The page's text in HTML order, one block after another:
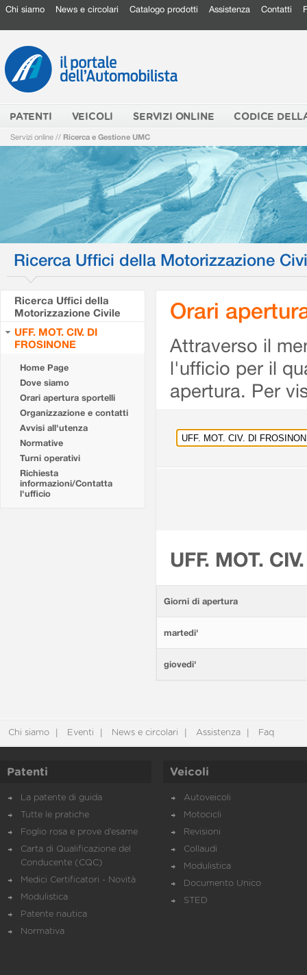
Chi siamo News e circolari Catalogo prodotti Assistenza Contatti
PATENTI VEICOLI SERVIZI ONLINE CODICE
Servizi online // Ricerca e Gestione UMC
Ricerca Uffici della Motorizzazione
Ricerca Uffici della
Motorizzazione Civile
UFF. MOT. CIV. DI
FROSINONE
Home Page
Dove siamo
Orari apertura sportelli
Organizzazione e contatti
Avvisi all'utenza
Normative
Turni operativi
Richiesta
informazioni/Contatta
l'ufficio
Orari
Attraverso il
l'ufficio per il
apertura. Per
UFF. MOT.
Giorni di apertura
martedi'
giovedi'
Chi siamo Eventi News e circolari Assistenza Faq
Patenti
La patente di guida
Tutte le pratiche
Foglio rosa e prove d’esame
Carta di Qualificazione del
Conducente (CQC)
Medici Certificatori - Novità
Modulistica
Patente nautica
Normativa
Veicoli
Autoveicoli
Motocicli
Revisioni
Collaudi
Modulistica
Documento Unico
STED